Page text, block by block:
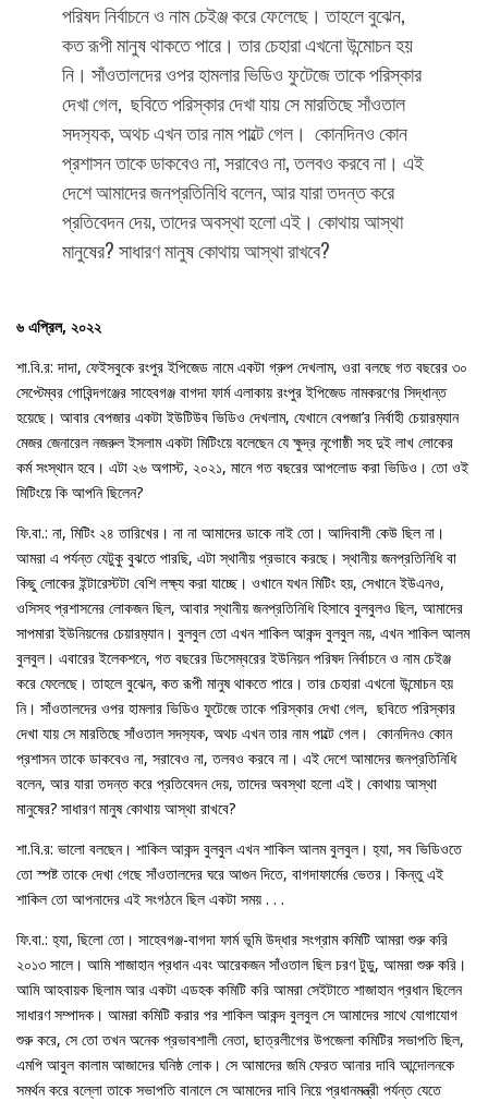
পরিষদ নির্বাচনে ও নাম চেইঞ্জ করে ফেলেছে। তাহলে বুঝেন,
কত রূপী মানুষ থাকতে পারে। তার চেহারা এখনো উন্মোচন হয়
নি। সাঁওতালদের ওপর হামলার ভিডিও ফুটেজে তাকে পরিস্কার
দেখা গেল, ছবিতে পরিস্কার দেখা যায় সে মারতিছে সাঁওতাল
সদস‍্যক, অথচ এখন তার নাম পাল্টে গেল। কোনদিনও কোন
প্রশাসন তাকে ডাকবেও না, সরাবেও না, তলবও করবে না। এই
দেশে আমাদের জনপ্রতিনিধি বলেন, আর যারা তদন্ত করে
প্রতিবেদন দেয়, তাদের অবস্থা হলো এই। কোথায় আস্থা
মানুষের? সাধারণ মানুষ কোথায় আস্থা রাখবে?
৬ এপ্রিল, ২০২২
শা.বি.র: দাদা, ফেইসবুকে রংপুর ইপিজেড নামে একটা গ্রুপ দেখলাম, ওরা বলছে গত বছরের ৩০
সেপ্টেম্বর গোবিন্দগঞ্জের সাহেবগঞ্জ বাগদা ফার্ম এলাকায় রংপুর ইপিজেড নামকরণের সিদ্ধান্ত
হয়েছে। আবার বেপজার একটা ইউটিউব ভিডিও দেখলাম, যেখানে বেপজা’র নির্বাহী চেয়ারম‍্যান
মেজর জেনারেল নজরুল ইসলাম একটা মিটিংয়ে বলেছেন যে ক্ষুদ্র নৃগোষ্ঠী সহ দুই লাখ লোকের
কর্ম সংস্থান হবে। এটা ২৬ অগাস্ট, ২০২১, মানে গত বছরের আপলোড করা ভিডিও। তো ওই
মিটিংয়ে কি আপনি ছিলেন?
ফি.বা.: না, মিটিং ২৪ তারিখের। না না আমাদের ডাকে নাই তো। আদিবাসী কেউ ছিল না।
আমরা এ পর্যন্ত যেটুকু বুঝতে পারছি, এটা স্থানীয় প্রভাবে করছে। স্থানীয় জনপ্রতিনিধি বা
কিছু লোকের ইন্টারেস্টটা বেশি লক্ষ‍্য করা যাচ্ছে। ওখানে যখন মিটিং হয়, সেখানে ইউএনও,
ওসিসহ প্রশাসনের লোকজন ছিল, আবার স্থানীয় জনপ্রতিনিধি হিসাবে বুলবুলও ছিল, আমাদের
সাপমারা ইউনিয়নের চেয়ারম‍্যান। বুলবুল তো এখন শাকিল আকন্দ বুলবুল নয়, এখন শাকিল আলম
বুলবুল। এবারের ইলেকশনে, গত বছরের ডিসেম্বরের ইউনিয়ন পরিষদ নির্বাচনে ও নাম চেইঞ্জ
করে ফেলেছে। তাহলে বুঝেন, কত রূপী মানুষ থাকতে পারে। তার চেহারা এখনো উন্মোচন হয়
নি। সাঁওতালদের ওপর হামলার ভিডিও ফুটেজে তাকে পরিস্কার দেখা গেল, ছবিতে পরিস্কার
দেখা যায় সে মারতিছে সাঁওতাল সদস‍্যক, অথচ এখন তার নাম পাল্টে গেল। কোনদিনও কোন
প্রশাসন তাকে ডাকবেও না, সরাবেও না, তলবও করবে না। এই দেশে আমাদের জনপ্রতিনিধি
বলেন, আর যারা তদন্ত করে প্রতিবেদন দেয়, তাদের অবস্থা হলো এই। কোথায় আস্থা
মানুষের? সাধারণ মানুষ কোথায় আস্থা রাখবে?
শা.বি.র: ভালো বলছেন। শাকিল আকন্দ বুলবুল এখন শাকিল আলম বুলবুল। হ‍্যা, সব ভিডিওতে
তো স্পষ্ট তাকে দেখা গেছে সাঁওতালদের ঘরে আগুন দিতে, বাগদাফার্মের ভেতর। কিন্তু এই
শাকিল তো আপনাদের এই সংগঠনে ছিল একটা সময় . . .
ফি.বা.: হ‍্যা, ছিলো তো। সাহেবগঞ্জ-বাগদা ফার্ম ভূমি উদ্ধার সংগ্রাম কমিটি আমরা শুরু করি
২০১৩ সালে। আমি শাজাহান প্রধান এবং আরেকজন সাঁওতাল ছিল চরণ টুডু, আমরা শুরু করি।
আমি আহবায়ক ছিলাম আর একটা এডহক কমিটি করি আমরা সেইটাতে শাজাহান প্রধান ছিলেন
সাধারণ সম্পাদক। আমরা কমিটি করার পর শাকিল আকন্দ বুলবুল সে আমাদের সাথে যোগাযোগ
শুরু করে, সে তো তখন অনেক প্রভাবশালী নেতা, ছাত্রলীগের উপজেলা কমিটির সভাপতি ছিল,
এমপি আবুল কালাম আজাদের ঘনিষ্ঠ লোক। সে আমাদের জমি ফেরত আনার দাবি আন্দোলনকে
সমর্থন করে বল্লো তাকে সভাপতি বানালে সে আমাদের দাবি নিয়ে প্রধানমন্ত্রী পর্যন্ত যেতে